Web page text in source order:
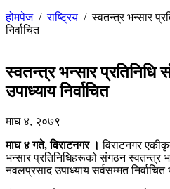
होमपेज/राष्ट्रिय /स्वतन्त्र भन्सार
निर्वाचित
स्वतन्त्र भन्सार प्रतिनिधि
उपाध्याय निर्वाचित
माघ ४, २०७९
माघ ४ गते, विराटनगर । विराटनगर
भन्सार प्रतिनिधिहरूको संगठन स्वतन्त्र
नवलप्रसाद उपाध्याय सर्वसम्मत